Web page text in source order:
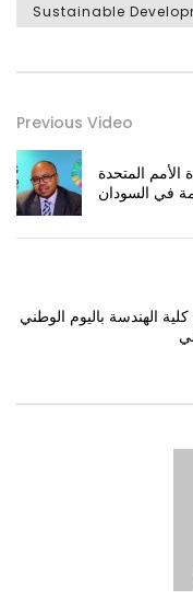
Sustainable
Previous Video
الأمم المتحدة
الهندسة باليوم الوطني